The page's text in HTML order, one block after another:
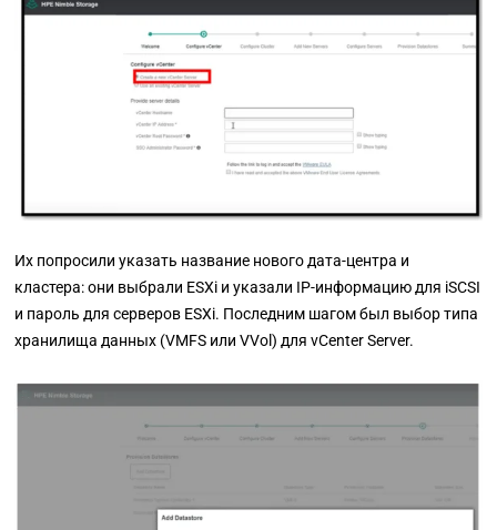
Их попросили указать название нового дата-центра и
кластера: они выбрали ESXi и указали IP-информацию для iSCSI
и пароль для серверов ESXi. Последним шагом был выбор типа
хранилища данных (VMFS или VVol) для vCenter Server.